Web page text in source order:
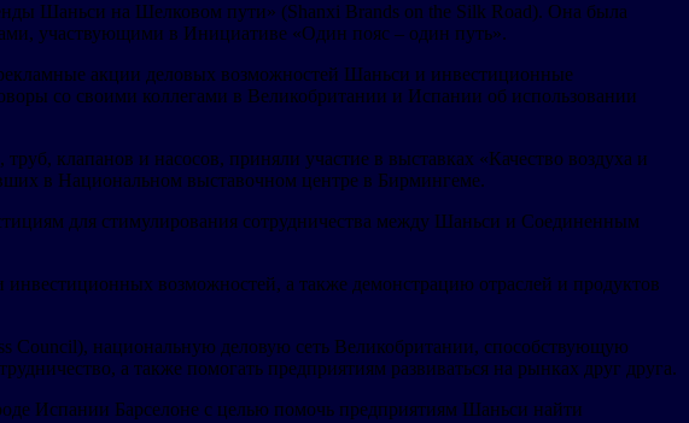
Шаньси на Шелковом пути» (Shanxi Brands on the Silk Road). Она была
участвующими в Инициативе «Один пояс – один путь».
акции деловых возможностей Шаньси и инвестиционные
со своими коллегами в Великобритании и Испании об использовании
клапанов и насосов, приняли участие в выставках «Качество воздуха и
в Национальном выставочном центре в Бирмингеме.
для стимулирования сотрудничества между Шаньси и Соединенным
возможностей, а также демонстрацию отраслей и продуктов
Council), национальную деловую сеть Великобритании, способствующую
а также помогать предприятиям развиваться на рынках друг друга.
Испании Барселоне с целью помочь предприятиям Шаньси найти